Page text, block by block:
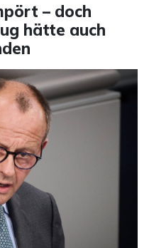
– doch
hätte auch